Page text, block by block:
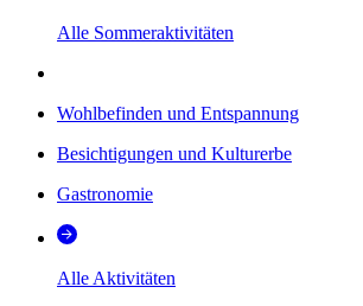
Alle Sommeraktivitäten
Wohlbefinden und Entspannung
Besichtigungen und Kulturerbe
Gastronomie
Alle Aktivitäten